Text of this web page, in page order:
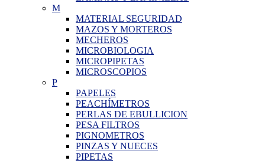
M
MATERIAL SEGURIDAD
MAZOS Y MORTEROS
MECHEROS
MICROBIOLOGIA
MICROPIPETAS
MICROSCOPIOS
P
PAPELES
PEACHÍMETROS
PERLAS DE EBULLICION
PESA FILTROS
PIGNOMETROS
PINZAS Y NUECES
PIPETAS